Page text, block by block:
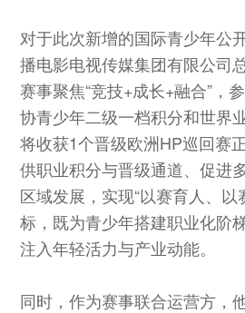
对于此次新增的国际青少年公
播电影电视传媒集团有限公司
赛事聚焦“竞技+成长+融合”，
协青少年二级一档积分和世界
将收获1个晋级欧洲HP巡回赛
供职业积分与晋级通道、促进
区域发展，实现“以赛育人、以
标，既为青少年搭建职业化阶
注入年轻活力与产业动能。
同时，作为赛事联合运营方，